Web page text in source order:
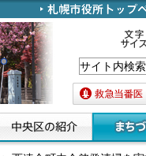
文字サイズ
救急当番医